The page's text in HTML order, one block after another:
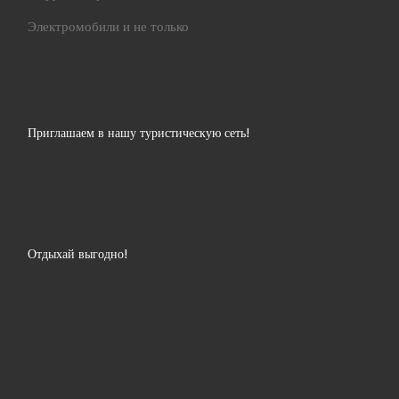
Электромобили и не только
Приглашаем в нашу туристическую сеть!
Отдыхай выгодно!